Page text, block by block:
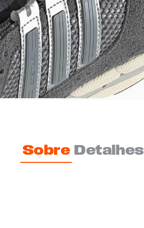
Sobre Detalhes